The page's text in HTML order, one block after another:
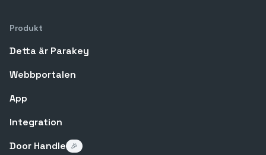
Produkt
Detta är Parakey
Webbportalen
App
Integration
Door Handle
🎉